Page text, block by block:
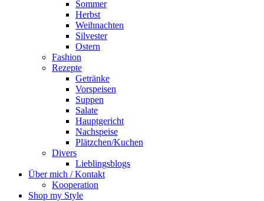
Sommer
Herbst
Weihnachten
Silvester
Ostern
Fashion
Rezepte
Getränke
Vorspeisen
Suppen
Salate
Hauptgericht
Nachspeise
Plätzchen/Kuchen
Divers
Lieblingsblogs
Über mich / Kontakt
Kooperation
Shop my Style